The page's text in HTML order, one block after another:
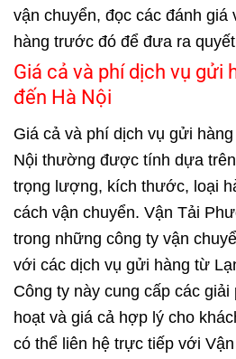
vận chuyển, đọc các đánh giá
hàng trước đó để đưa ra
Giá cả và phí dịch vụ gửi
đến Hà Nội
Giá cả và phí dịch vụ gửi
Nội thường được tính dựa
trọng lượng, kích thước, loại
cách vận chuyển. Vận Tải
trong những công ty vận
với các dịch vụ gửi hàng từ
Công ty này cung cấp các
hoạt và giá cả hợp lý cho
có thể liên hệ trực tiếp với